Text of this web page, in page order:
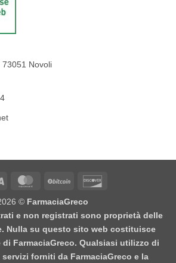
73051 Novoli
Visa MasterCardBitCoin
© FarmaciaGreco
e non registrati sono proprietà delle
Nulla su questo sito web costituisce
FarmaciaGreco. Qualsiasi utilizzo di
forniti da FarmaciaGreco e la